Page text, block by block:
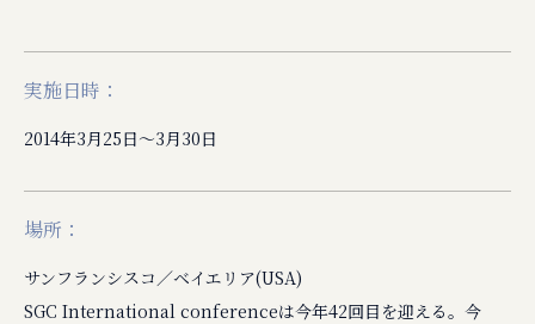
実施日時：
2014年3月25日〜3月30日
場所：
サンフランシスコ／ベイエリア(USA)
SGC International conferenceは今年42回目を迎える。今